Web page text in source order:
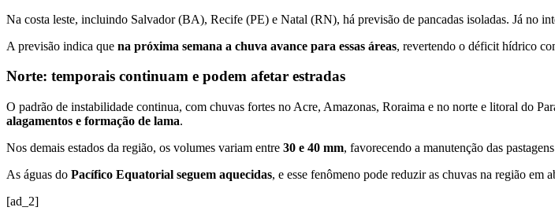
Na costa leste, incluindo Salvador (BA), Recife (PE) e Natal (RN), há previsão de pancadas isoladas. Já no
A previsão indica que na próxima semana a chuva avance para essas áreas, revertendo o déficit hídrico
Norte: temporais continuam e podem afetar estradas
O padrão de instabilidade continua, com chuvas fortes no Acre, Amazonas, Roraima e no norte e litoral do
alagamentos e formação de lama.
Nos demais estados da região, os volumes variam entre 30 e 40 mm, favorecendo a manutenção das
As águas do Pacífico Equatorial seguem aquecidas, e esse fenômeno pode reduzir as chuvas na região em
[ad_2]